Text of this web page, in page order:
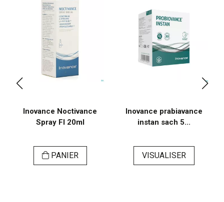
Inovance Noctivance
Spray Fl 20ml
PANIER
Inovance prabiavance
instan sach 5...
VISUALISER